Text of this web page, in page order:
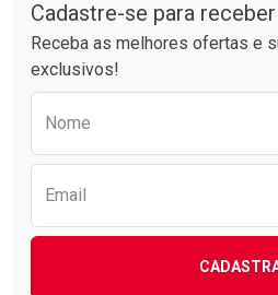
Por R$ 55,19/cada
Cadastre-se para
Receba as melhores ofertas e
exclusivos!
Nome
Email